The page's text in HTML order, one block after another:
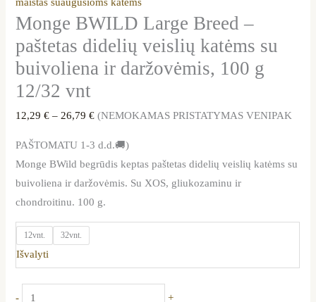
maistas suaugusioms katėms
Monge BWILD Large Breed –
paštetas didelių veislių katėms su
buivoliena ir daržovėmis, 100 g
12/32 vnt
12,29€ – 26,79€ (NEMOKAMAS PRISTATYMAS VENIPAK
PAŠTOMATU 1-3 d.d.🚚)
Monge BWild begrūdis keptas paštetas didelių veislių katėms su
buivoliena ir daržovėmis. Su XOS, gliukozaminu ir
chondroitinu. 100 g.
12vnt. 32vnt.
Išvalyti
- +